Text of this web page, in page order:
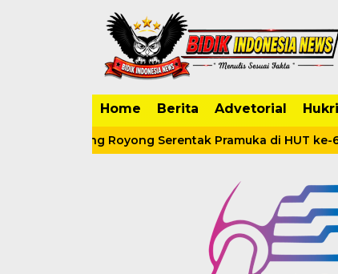
Home Berita Advetorial
Gotong Royong Serentak Pramuka di HUT ke-65